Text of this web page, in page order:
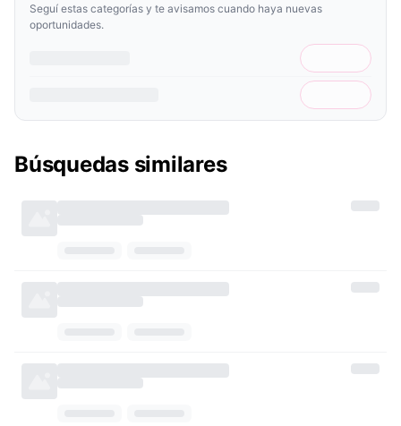
Seguí estas categorías y te avisamos cuando haya nuevas
oportunidades.
Búsquedas similares